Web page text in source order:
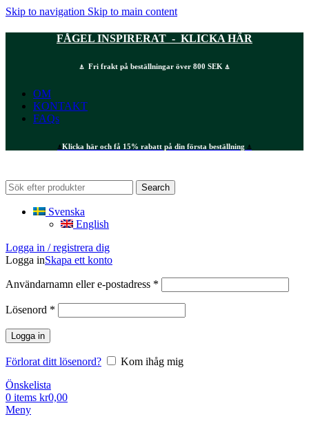
Skip to navigation Skip to main content
FÅGEL INSPIRERAT - KLICKA HÄR
⍋ Fri frakt på beställningar över 800 SEK ⍋
OM
KONTAKT
FAQs
⍋Klicka här och få 15% rabatt på din första beställning ⍋
Search
Svenska
English
Logga in / registrera dig
Logga inSkapa ett konto
Användarnamn eller e-postadress *
Lösenord *
Logga in
Förlorat ditt lösenord?
Kom ihåg mig
Önskelista
0 items kr0,00
Meny